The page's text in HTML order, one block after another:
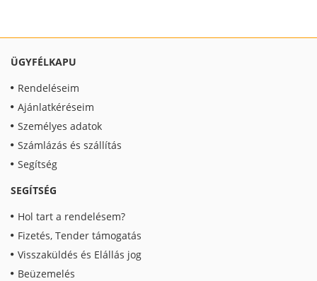
ÜGYFÉLKAPU
Rendeléseim
Ajánlatkéréseim
Személyes adatok
Számlázás és szállítás
Segítség
SEGÍTSÉG
Hol tart a rendelésem?
Fizetés, Tender támogatás
Visszaküldés és Elállás jog
Beüzemelés